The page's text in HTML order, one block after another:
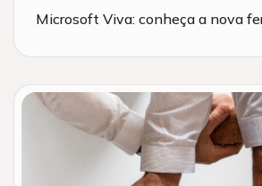
Microsoft Viva: conheça a nova